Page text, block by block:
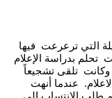
التي ترعرعت فيها
تحلم بدراسة الإعلام
تلقى تشجيعاً
عندما أنهت